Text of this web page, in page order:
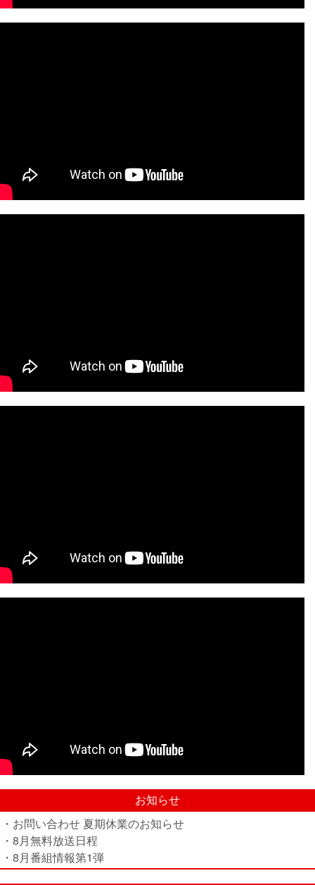
お知らせ
・お問い合わせ 夏期休業のお知らせ
・8月無料放送日程
・8月番組情報第1弾